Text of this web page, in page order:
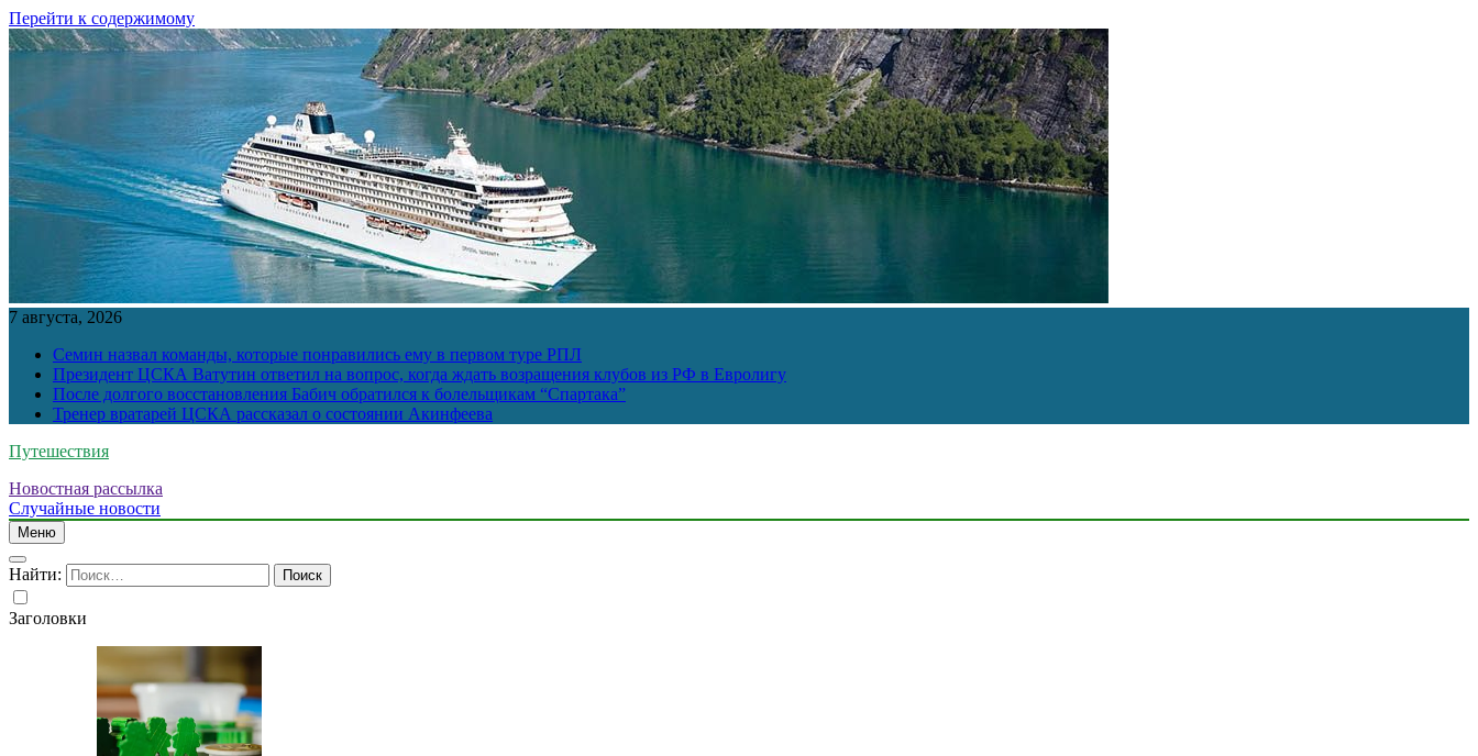
Перейти к содержимому
7 августа, 2026
Семин назвал команды, которые понравились ему в первом туре РПЛ
Президент ЦСКА Ватутин ответил на вопрос, когда ждать возращения клубов из РФ в Евролигу
После долгого восстановления Бабич обратился к болельщикам “Спартака”
Тренер вратарей ЦСКА рассказал о состоянии Акинфеева
Путешествия
Новостная рассылка
Случайные новости
Меню
Найти:
Заголовки